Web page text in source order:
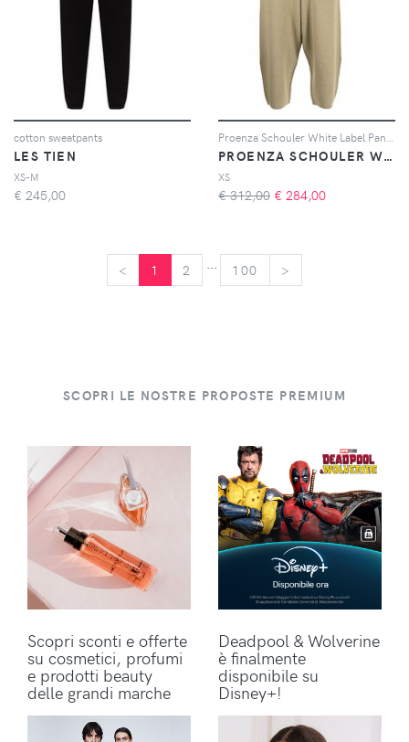
cotton sweatpants
LES TIEN
XS-M
€ 245,00
PROENZA SCHOULER WHITE LABEL
XS
€ 312,00 € 284,00
< 1 2 100 >
SCOPRI LE NOSTRE PROPOSTE PREMIUM
Scopri sconti e offerte
su cosmetici, profumi
e prodotti beauty
delle grandi marche
Deadpool & Wolverine
è finalmente
disponibile su
Disney+!